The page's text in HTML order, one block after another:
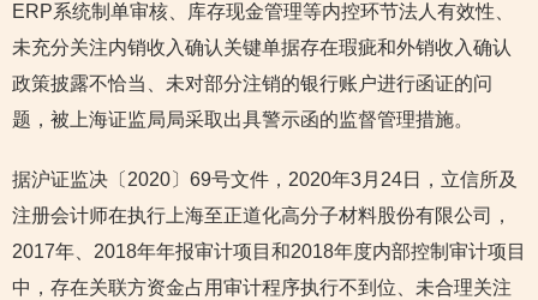
ERP系统制单审核、库存现金管理等内控环节法人有效性、
未充分关注内销收入确认关键单据存在瑕疵和外销收入确认
政策披露不恰当、未对部分注销的银行账户进行函证的问
题，被上海证监局局采取出具警示函的监督管理措施。
据沪证监决〔2020〕69号文件，2020年3月24日，立信所及
注册会计师在执行上海至正道化高分子材料股份有限公司，
2017年、2018年年报审计项目和2018年度内部控制审计项目
中，存在关联方资金占用审计程序执行不到位、未合理关注